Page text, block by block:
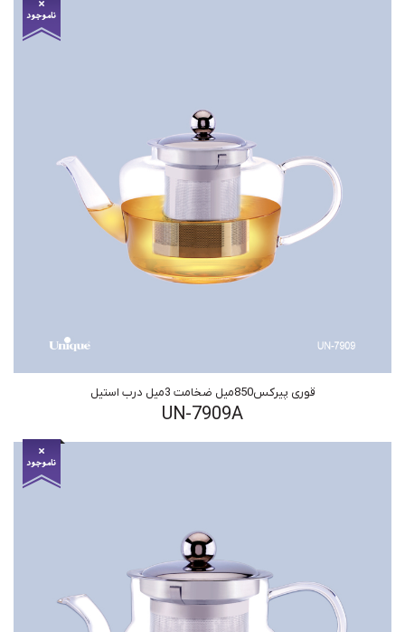
قوری پیرکس850میل ضخامت 3میل درب استیل
UN-7909A